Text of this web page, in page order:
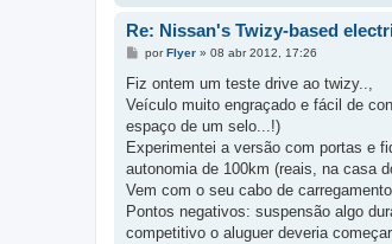
Re: Nissan's Twizy-based
M
n
a
g
e
m
porFlyer» 08 abr 2012, 17:26
Fiz ontem um teste drive ao twizy..,
Veículo muito engraçado e fácil de
espaço de um selo...!)
Experimentei a versão com portas e
autonomia de 100km (reais, na casa
Vem com o seu cabo de
Pontos negativos: suspensão algo
competitivo o aluguer deveria